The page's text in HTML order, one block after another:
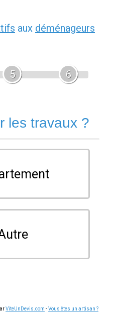
aux déménageurs
5 6
les travaux ?
ViteUnDevis.com -Vous êtes un artisan ?